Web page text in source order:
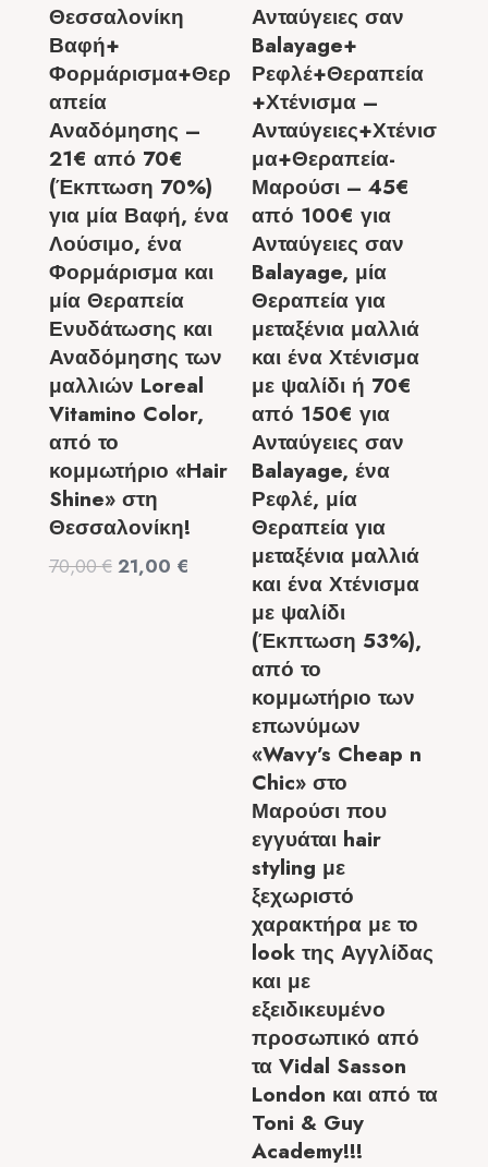
Θεσσαλονίκη
Βαφή+
Φορμάρισμα+Θερ
απεία
Αναδόμησης –
21€ από 70€
(Έκπτωση 70%)
για μία Βαφή, ένα
Λούσιμο, ένα
Φορμάρισμα και
μία Θεραπεία
Ενυδάτωσης και
Αναδόμησης των
μαλλιών Loreal
Vitamino Color,
από το
κομμωτήριο «Hair
Shine» στη
Θεσσαλονίκη!
70,00€ Original
21,00 €
τρέχουσα
21,00 €.
Ανταύγειες σαν
Balayage+
Ρεφλέ+Θεραπεία
+Χτένισμα –
Ανταύγειες+Χτένισ
μα+Θεραπεία-
Μαρούσι – 45€
από 100€ για
Ανταύγειες σαν
Balayage, μία
Θεραπεία για
μεταξένια μαλλιά
και ένα Χτένισμα
με ψαλίδι ή 70€
από 150€ για
Ανταύγειες σαν
Balayage, ένα
Ρεφλέ, μία
Θεραπεία για
μεταξένια μαλλιά
και ένα Χτένισμα
με ψαλίδι
(Έκπτωση 53%),
από το
κομμωτήριο των
επωνύμων
«Wavy’s Cheap n
Chic» στο
Μαρούσι που
εγγυάται hair
styling με
ξεχωριστό
χαρακτήρα με το
look της Αγγλίδας
και με
εξειδικευμένο
προσωπικό από
τα Vidal Sasson
London και από τα
Toni & Guy
Academy!!!